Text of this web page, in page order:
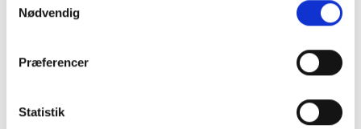
Nødvendig
Præferencer
Statistik
Sundhedsreformens konsekvenser for